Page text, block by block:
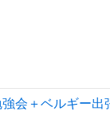
会＋ベルギー出